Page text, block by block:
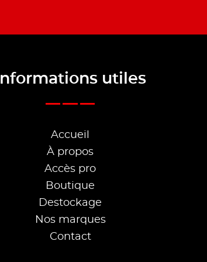
Informations utiles
Accueil
À propos
Accès pro
Boutique
Destockage
Nos marques
Contact